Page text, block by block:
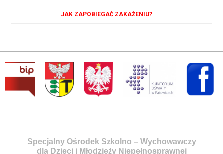
JAK ZAPOBIEGAĆ ZAKAŻENIU?
Specjalny Ośrodek Szkolno – Wychowawczy
dla Dzieci i Młodzieży Niepełnosprawnej